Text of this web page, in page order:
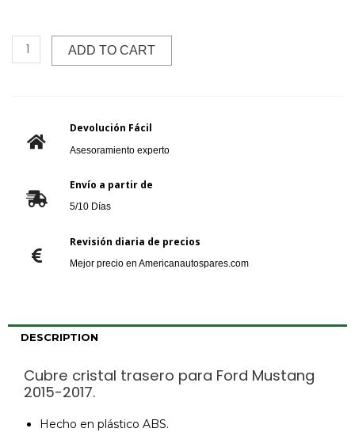
ADD TO CART
Devolución Fácil
Asesoramiento experto
Envío a partir de
5/10 Días
Revisión diaria de precios
Mejor precio en Americanautospares.com
DESCRIPTION
Cubre cristal trasero para Ford Mustang
2015-2017.
Hecho en plástico ABS.